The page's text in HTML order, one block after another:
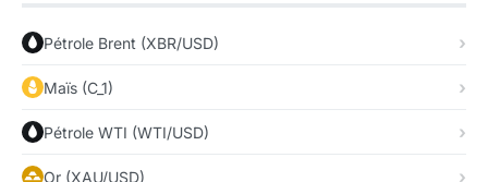
Pétrole Brent (XBR/USD)
Maïs (C_1)
Pétrole WTI (WTI/USD)
Or (XAU/USD)